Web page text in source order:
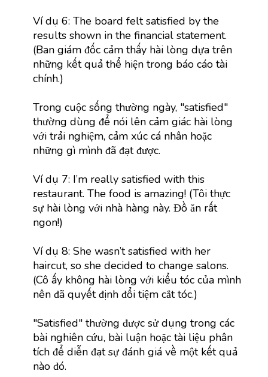
Ví dụ 6: The board felt satisfied by the
results shown in the financial statement.
(Ban giám đốc cảm thấy hài lòng dựa trên
những kết quả thể hiện trong báo cáo tài
chính.)
Trong cuộc sống thường ngày, "satisfied"
thường dùng để nói lên cảm giác hài lòng
với trải nghiệm, cảm xúc cá nhân hoặc
những gì mình đã đạt được.
Ví dụ 7: I’m really satisfied with this
restaurant. The food is amazing! (Tôi thực
sự hài lòng với nhà hàng này. Đồ ăn rất
ngon!)
Ví dụ 8: She wasn’t satisfied with her
haircut, so she decided to change salons.
(Cô ấy không hài lòng với kiểu tóc của mình
nên đã quyết định đổi tiệm cắt tóc.)
"Satisfied" thường được sử dụng trong các
bài nghiên cứu, bài luận hoặc tài liệu phân
tích để diễn đạt sự đánh giá về một kết quả
nào đó.